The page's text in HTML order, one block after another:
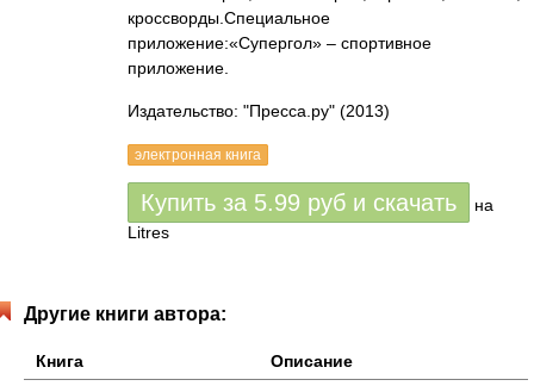
кроссворды.Специальное
приложение:«Супергол» – спортивное
приложение.
Издательство: "Пресса.ру" (2013)
электронная книга
Купить за 5.99 руб и скачать
на
Litres
Другие книги автора:
Книга
Описание